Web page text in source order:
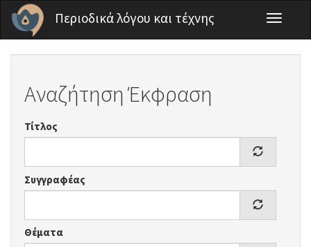
Παράκαμψη προς το κυρίως περιεχόμενο
Περιοδικά λόγου και τέχνης
Toggle
Αναζήτηση Έκφραση
Τίτλος
Συγγραφέας
Θέματα